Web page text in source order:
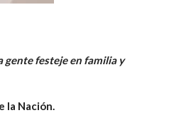
gente festeje en familia y
la Nación.